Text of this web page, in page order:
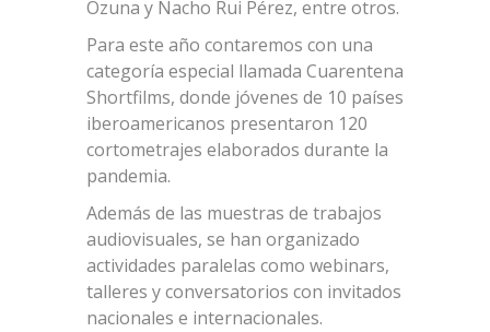
Ozuna y Nacho Rui Pérez, entre otros.
Para este año contaremos con una
categoría especial llamada Cuarentena
Shortfilms, donde jóvenes de 10 países
iberoamericanos presentaron 120
cortometrajes elaborados durante la
pandemia.
Además de las muestras de trabajos
audiovisuales, se han organizado
actividades paralelas como webinars,
talleres y conversatorios con invitados
nacionales e internacionales.